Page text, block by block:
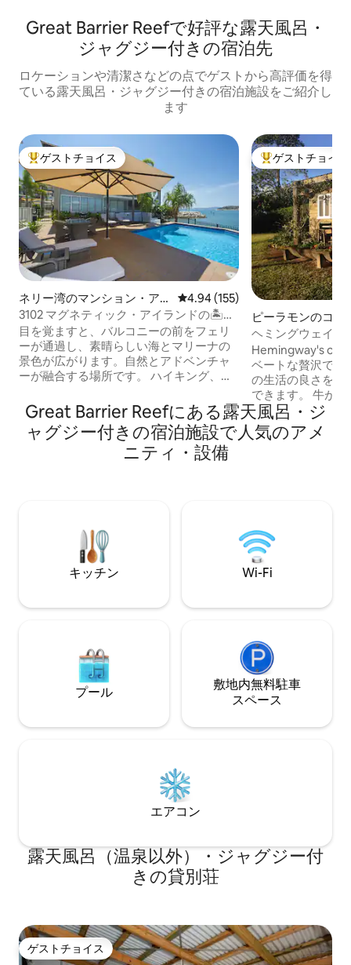
Great Barrier Reefで好評な露天風呂・
ジャグジー付きの宿泊先
ロケーションや清潔さなどの点でゲストから高評価を得
ている露天風呂・ジャグジー付きの宿泊施設をご紹介し
ます
大好評のゲストチョイスです。
ゲストチョイス
ネリー湾のマンション・アパ
ート
レビュー155件、5つ星中4.94つ
4.94 (155)
3102 マグネティック・アイランドの🏝素
晴らしいオーシャンフロントの豪華なお
部屋
目を覚ますと、バルコニーの前をフェリ
ーが通過し、素晴らしい海とマリーナの
景色が広がります。自然とアドベンチャ
ーが融合する場所です。 ハイキング、シ
グ、カヤック、ゴルフ、ローンボウル、
さらにはヒキガエルレースまで、さまざ
まなアクティビティをお楽しみくださ
日を満喫したり、タウンズビルのきらめ
人旅、またはのんびり過ごす熱帯での休
暇に最適です 🌴
大好評のゲスト
ゲストチョイス
ピーラモンのコテ
ヘミングウェイズ
しい田舎の景色。
Hemingway's on
ベートな贅沢です。 丘の上にあり、
の生活の良さを目
できます。 牛が
が頭上を飛んでい
ころにあります。 インテリアデザイナー
のFifiによってキ
けのラブストーリ
Great Barrier Reefにある露天風呂・ジ
ャグジー付きの宿泊施設で人気のアメ
ニティ・設備
キッチン Wi-Fi
プール
敷地内無料駐⁠車
ス⁠ペ⁠ー⁠ス
エアコン
露天風呂（温泉以外）・ジャグジー付
きの貸別荘
ゲストチョイス
ゲストチョイス